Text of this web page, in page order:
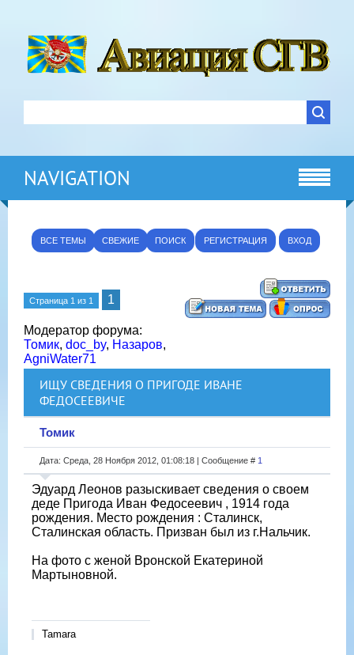
NAVIGATION
ВСЕ ТЕМЫ СВЕЖИЕ ПОИСК РЕГИСТРАЦИЯ ВХОД
Страница 1 из 1 1
Модератор форума:
Томик, doc_by, Назаров,
AgniWater71
ИЩУ СВЕДЕНИЯ О ПРИГОДЕ ИВАНЕ
ФЕДОСЕЕВИЧЕ
Томик
Дата: Среда, 28 Ноября 2012, 01:08:18 | Сообщение # 1
Эдуард Леонов разыскивает сведения о своем
деде Пригода Иван Федосеевич , 1914 года
рождения. Место рождения : Cталинск,
Сталинская область. Призван был из г.Нальчик.
На фото с женой Вронской Екатериной
Мартыновной.
Tamara